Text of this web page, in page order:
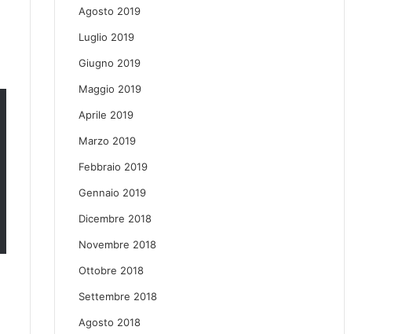
Agosto 2019
Luglio 2019
Giugno 2019
Maggio 2019
Aprile 2019
Marzo 2019
Febbraio 2019
Gennaio 2019
Dicembre 2018
Novembre 2018
Ottobre 2018
Settembre 2018
Agosto 2018